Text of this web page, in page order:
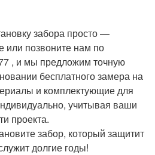
забора просто —
или позвоните нам по
, и мы предложим точную
бесплатного замера на
и комплектующие для
учитывая ваши
проекта.
забор, который защитит
долгие годы!